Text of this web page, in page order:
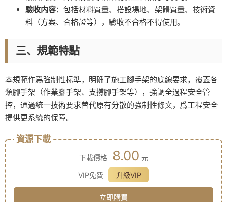
驗收内容：包括材料質量、搭設場地、架體質量、技術資
料（方案、合格證等），驗收不合格不得使用。
三、規範特點
本規範作爲強制性标準，明确了施工腳手架的底線要求，覆蓋各
類腳手架（作業腳手架、支撐腳手架等），強調全過程安全管
控，通過統一技術要求替代原有分散的強制性條文，爲工程安全
提供更系統的保障。
資源下載
下載價格 8.00 元
VIP免費
升級VIP
立即購買